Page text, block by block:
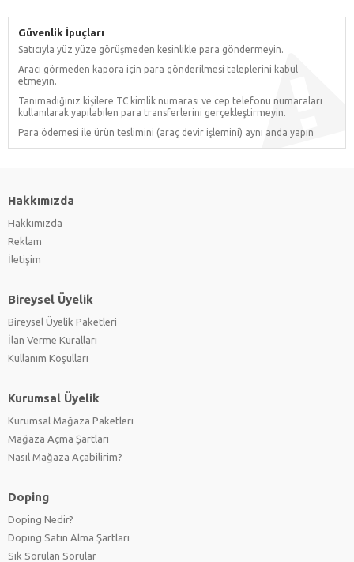
Güvenlik İpuçları
Satıcıyla yüz yüze görüşmeden kesinlikle para göndermeyin.
Aracı görmeden kapora için para gönderilmesi taleplerini kabul
etmeyin.
Tanımadığınız kişilere TC kimlik numarası ve cep telefonu numaraları
kullanılarak yapılabilen para transferlerini gerçekleştirmeyin.
Para ödemesi ile ürün teslimini (araç devir işlemini) aynı anda yapın
Hakkımızda
Hakkımızda
Reklam
İletişim
Bireysel Üyelik
Bireysel Üyelik Paketleri
İlan Verme Kuralları
Kullanım Koşulları
Kurumsal Üyelik
Kurumsal Mağaza Paketleri
Mağaza Açma Şartları
Nasıl Mağaza Açabilirim?
Doping
Doping Nedir?
Doping Satın Alma Şartları
Sık Sorulan Sorular